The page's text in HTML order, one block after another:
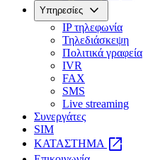
Υπηρεσίες expand_more
IP τηλεφωνία
Τηλεδιάσκεψη
Πολιτικά γραφεία
IVR
FAX
SMS
Live streaming
Συνεργάτες
SIM
ΚΑΤΑΣΤΗΜΑ open_in_new